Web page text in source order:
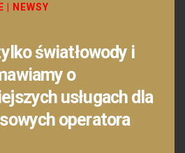
NEWSY
światłowody i
o
usługach dla
operatora